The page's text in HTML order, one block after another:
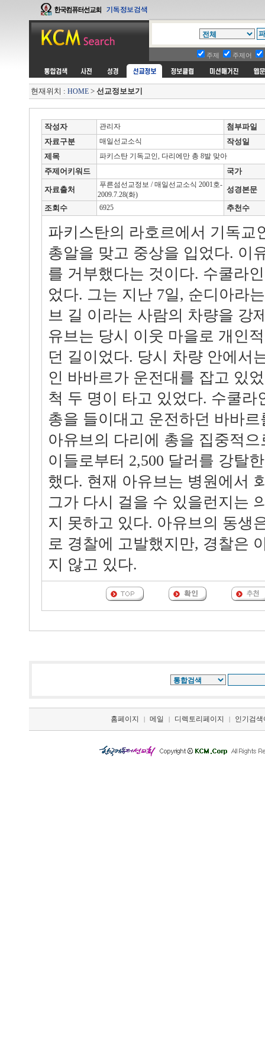
주제 주제어
현재위치 : HOME > 선교정보보기
작성자 관리자
첨부파일
자료구분
매일선교소식
작성일
제목
파키스탄 기독교인, 다리에만 총 8발 맞아
주제어키워드 국가
자료출처
푸른섬선교정보 / 매일선교소식 2001호-
2009.7.28(화)
성경본문
조회수 6925 추천수
파키스탄의 라호르에서 기독교
총알을 맞고 중상을 입었다. 이
를 거부했다는 것이다. 수쿨라
었다. 그는 지난 7일, 순디아라
브 길 이라는 사람의 차량을 강
유브는 당시 이웃 마을로 개인
던 길이었다. 당시 차량 안에서
인 바바르가 운전대를 잡고 있
척 두 명이 타고 있었다. 수쿨라
총을 들이대고 운전하던 바바
아유브의 다리에 총을 집중적
이들로부터 2,500 달러를 강탈
했다. 현재 아유브는 병원에서
그가 다시 걸을 수 있을런지는
지 못하고 있다. 아유브의 동생
로 경찰에 고발했지만, 경찰은
지 않고 있다.
홈페이지 | 메일 | 디렉토리페이지 | 인기검색